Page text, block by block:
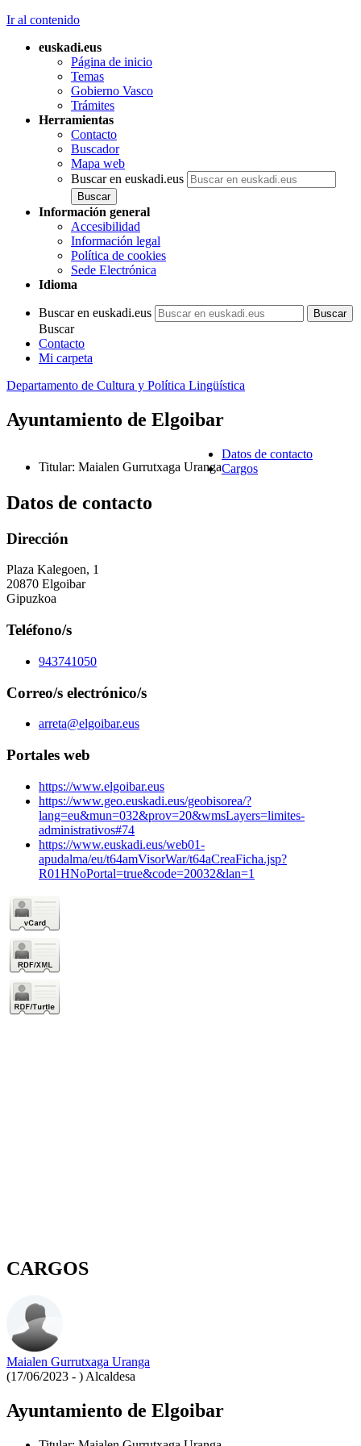
Ir al contenido
euskadi.eus
Página de inicio
Temas
Gobierno Vasco
Trámites
Herramientas
Contacto
Buscador
Mapa web
Buscar en euskadi.eus
Información general
Accesibilidad
Información legal
Política de cookies
Sede Electrónica
Idioma
Buscar en euskadi.eus
Buscar
Contacto
Mi carpeta
Departamento de Cultura y Política Lingüística
Ayuntamiento de Elgoibar
Titular: Maialen Gurrutxaga Uranga
Datos de contacto
Cargos
Datos de contacto
Dirección
Plaza Kalegoen, 1
20870 Elgoibar
Gipuzkoa
Teléfono/s
943741050
Correo/s electrónico/s
arreta@elgoibar.eus
Portales web
https://www.elgoibar.eus
https://www.geo.euskadi.eus/geobisorea/?
lang=eu&mun=032&prov=20&wmsLayers=limites-
administrativos#74
https://www.euskadi.eus/web01-
apudalma/eu/t64amVisorWar/t64aCreaFicha.jsp?
R01HNoPortal=true&code=20032&lan=1
CARGOS
Maialen Gurrutxaga Uranga
(17/06/2023 - )Alcaldesa
Ayuntamiento de Elgoibar